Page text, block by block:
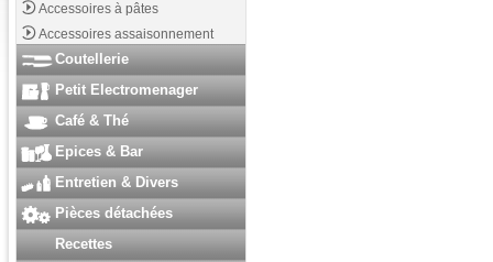
Accessoires à pâtes
Accessoires assaisonnement
Coutellerie
Petit Electromenager
Café & Thé
Epices & Bar
Entretien & Divers
Pièces détachées
Recettes